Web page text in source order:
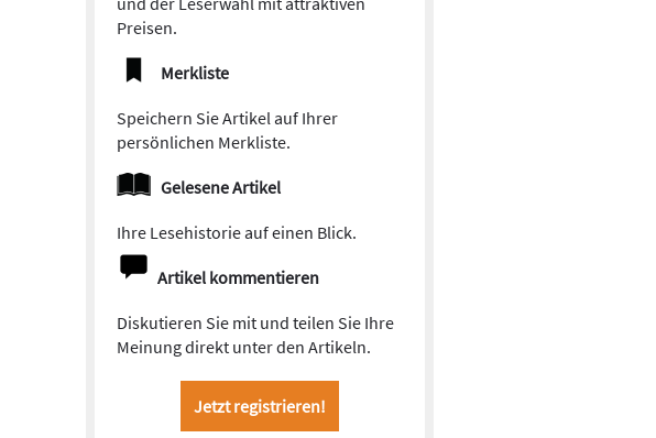
Preisen.
Merkliste
Speichern Sie Artikel auf Ihrer
persönlichen Merkliste.
Gelesene Artikel
Ihre Lesehistorie auf einen Blick.
Artikel kommentieren
Diskutieren Sie mit und teilen Sie Ihre
Meinung direkt unter den Artikeln.
Jetzt registrieren!